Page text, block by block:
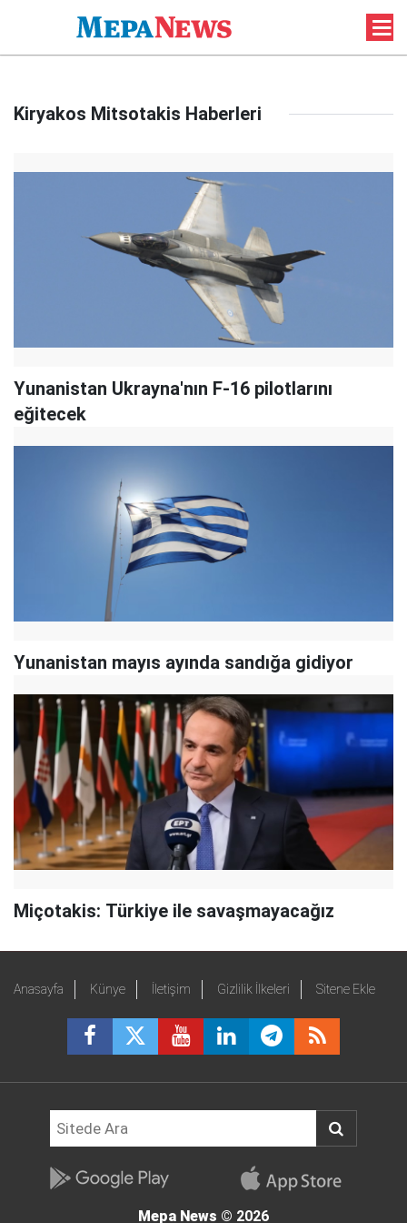
Kiryakos Mitsotakis Haberleri
Yunanistan Ukrayna'nın F-16 pilotlarını
eğitecek
Yunanistan mayıs ayında sandığa gidiyor
Miçotakis: Türkiye ile savaşmayacağız
Anasayfa Künye İletişim Gizlilik İlkeleri Sitene Ekle
Mepa News © 2026